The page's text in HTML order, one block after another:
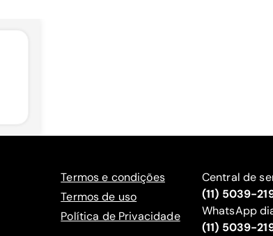
Termos e condições
Termos de uso
Política de Privacidade
Central de
(11) 5039-
WhatsApp
(11) 5039-